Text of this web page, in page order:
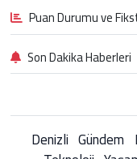
Puan Durumu ve
Son Dakika Haberleri
Denizli Gündem